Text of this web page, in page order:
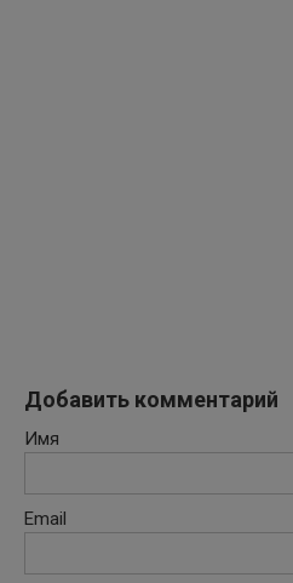
Добавить комментарий
Имя
Email